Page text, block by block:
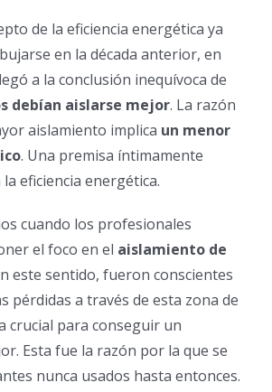
de la eficiencia energética ya
en la década anterior, en
a la conclusión inequívoca de
debían aislarse mejor. La razón
aislamiento implica un menor
. Una premisa íntimamente
eficiencia energética.
cuando los profesionales
el foco en el aislamiento de
este sentido, fueron conscientes
pérdidas a través de esta zona de
crucial para conseguir un
Esta fue la razón por la que se
nunca usados hasta entonces.